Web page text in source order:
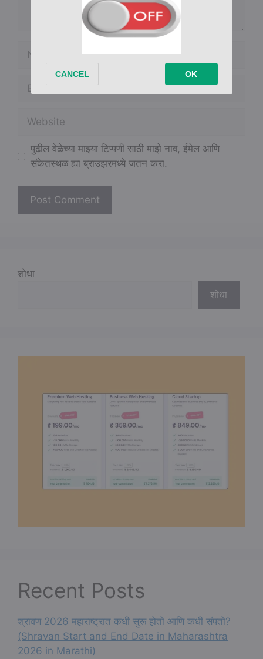
पुढील वेळेच्या माझ्या टिप्पणी साठी माझे नाव, ईमेल आणि
संकेतस्थळ ह्या ब्राउझरमध्ये जतन करा.
शोधा
शोधा
Recent Posts
श्रावण 2026 महाराष्ट्रात कधी सुरू होतो आणि कधी संपतो?
(Shravan Start and End Date in Maharashtra
2026 in Marathi)